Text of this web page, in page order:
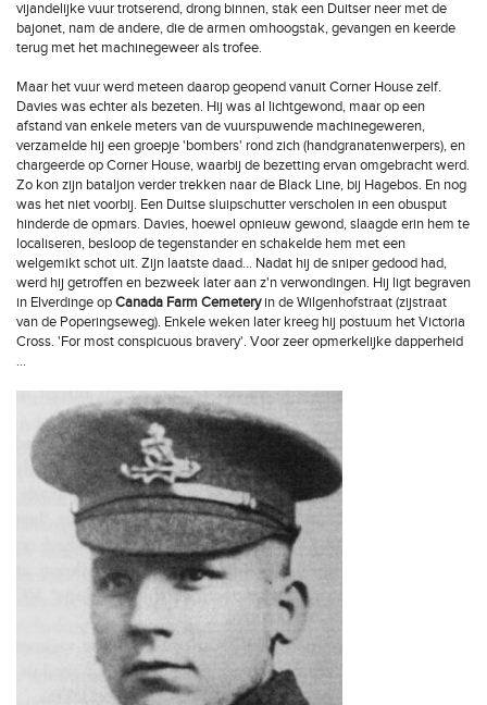
vijandelijke vuur trotserend, drong binnen, stak een Duitser neer met de
bajonet, nam de andere, die de armen omhoogstak, gevangen en keerde
terug met het machinegeweer als trofee.
Maar het vuur werd meteen daarop geopend vanuit Corner House zelf.
Davies was echter als bezeten. Hij was al lichtgewond, maar op een
afstand van enkele meters van de vuurspuwende machinegeweren,
verzamelde hij een groepje 'bombers' rond zich (handgranatenwerpers), en
chargeerde op Corner House, waarbij de bezetting ervan omgebracht werd.
Zo kon zijn bataljon verder trekken naar de Black Line, bij Hagebos. En nog
was het niet voorbij. Een Duitse sluipschutter verscholen in een obusput
hinderde de opmars. Davies, hoewel opnieuw gewond, slaagde erin hem te
localiseren, besloop de tegenstander en schakelde hem met een
welgemikt schot uit. Zijn laatste daad… Nadat hij de sniper gedood had,
werd hij getroffen en bezweek later aan z'n verwondingen. Hij ligt begraven
in Elverdinge opCanada Farm Cemeteryin de Wilgenhofstraat (zijstraat
van de Poperingseweg). Enkele weken later kreeg hij postuum het Victoria
Cross. 'For most conspicuous bravery'. Voor zeer opmerkelijke dapperheid
…